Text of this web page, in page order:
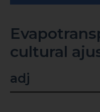
cultural
adj